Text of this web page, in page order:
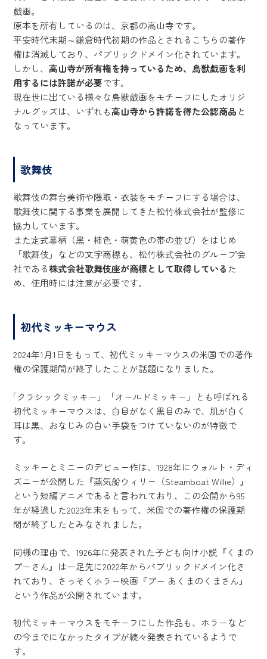
戯画。
原本を所有しているのは、京都の高山寺です。
平安時代末期～鎌倉時代初期の作品とされるこちらの著作
権は消滅しており、パブリックドメイン化されています。
しかし、高山寺が所有権を持っているため、鳥獣戯画を利
用するには許諾が必要です。
現在世に出ている様々な鳥獣戯画をモチーフにしたオリジ
ナルグッズは、いずれも高山寺から許諾を得た公認商品 と
なっています。
歌舞伎
歌舞伎の舞台美術や隈取・衣装をモチーフにする場合は、
歌舞伎に関する事業を展開してきた松竹株式会社が監修に
協力しています。
また定式幕柄（黒・柿色・萌黄色の帯の並び）をはじめ
「歌舞伎」などの文字商標も、松竹株式会社のグループ会
社である株式会社歌舞伎座が商標として取得している た
め、使用時には注意が必要です。
初代ミッキーマウス
2024年1月1日をもって、初代ミッキーマウスの米国での著作
権の保護期間が終了したことが話題になりました。
「クラシックミッキー」「オールドミッキー」とも呼ばれる
初代ミッキーマウスは、白目がなく黒目のみで、肌が白く
耳は黒、おなじみの白い手袋をつけていないのが特徴で
す。
ミッキーとミニーのデビュー作は、1928年にウォルト・ディ
ズニーが公開した『蒸気船ウィリー（Steamboat Willie）』
という短編アニメであると言われており、この公開から95
年が経過した2023年末をもって、米国での著作権の保護期
間が終了したとみなされました。
同様の理由で、1926年に発表された子ども向け小説『くまの
プーさん』は一足先に2022年からパブリックドメイン化さ
れており、さっそくホラー映画『プー あくまのくまさん』
という作品が公開されています。
初代ミッキーマウスをモチーフにした作品も、ホラーなど
の今までになかったタイプが続々発表されているようで
す。